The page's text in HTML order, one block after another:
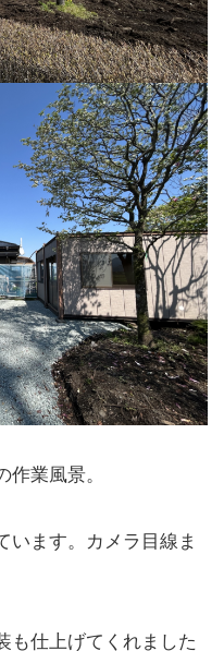
業風景。
います。カメラ目線ま
も仕上げてくれました